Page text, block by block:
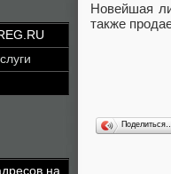
на
Новейшая
также
Поделиться…